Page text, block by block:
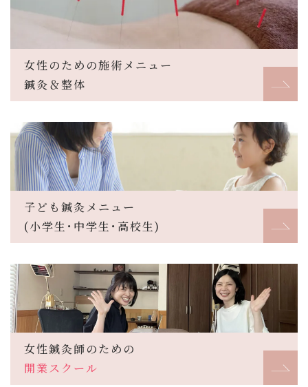
女性のための施術メニュー
鍼灸＆整体
子ども鍼灸メニュー
(小学生･中学生･高校生)
女性鍼灸師のための
開業スクール